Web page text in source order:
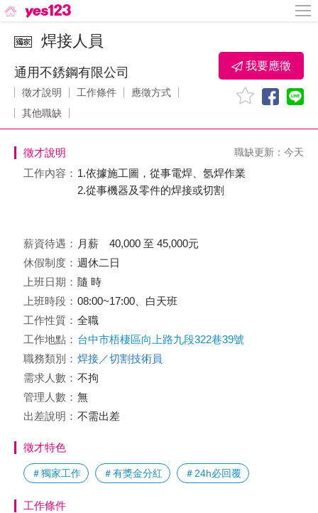
焊接人員
通用不銹鋼有限公司
徵才說明 工作條件
應徵方式
其他職缺
我要應徵
徵才說明 職缺更新：今天
工作內容： 1.依據施工圖，從事電焊、氬焊作業
2.從事機器及零件的焊接或切割
薪資待遇： 月薪 40,000 至 45,000元
休假制度： 週休二日
上班日期： 隨 時
上班時段： 08:00~17:00、白天班
工作性質： 全職
工作地點： 台中市梧棲區向上路九段322巷39號
職務類別： 焊接／切割技術員
需求人數： 不拘
管理人數： 無
出差說明： 不需出差
徵才特色
＃獨家工作 ＃有獎金分紅 ＃24h必回覆
工作條件